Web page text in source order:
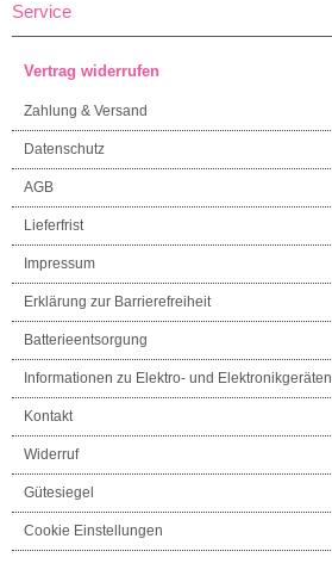
Service
Vertrag widerrufen
Zahlung & Versand
Datenschutz
AGB
Lieferfrist
Impressum
Erklärung zur Barrierefreiheit
Batterieentsorgung
Informationen zu Elektro- und Elektronikgeräten
Kontakt
Widerruf
Gütesiegel
Cookie Einstellungen